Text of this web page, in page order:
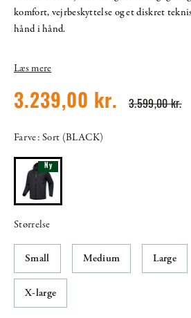
komfort, vejrbeskyttelse og et diskret
hånd i hånd.
Læs mere
3.599,00 kr.
3.239,00 kr.
Farve: Sort (BLACK)
Ny
Størrelse
Small Medium Large
X-large